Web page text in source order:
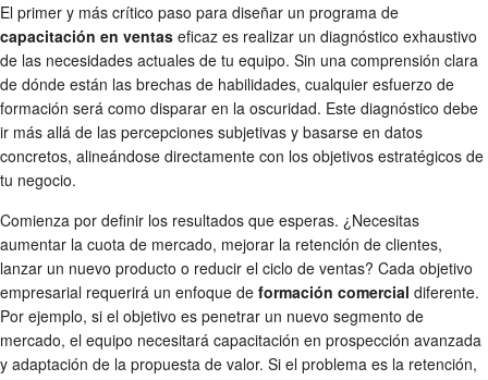
El primer y más crítico paso para diseñar un programa de
capacitación en ventas eficaz es realizar un diagnóstico exhaustivo
de las necesidades actuales de tu equipo. Sin una comprensión clara
de dónde están las brechas de habilidades, cualquier esfuerzo de
formación será como disparar en la oscuridad. Este diagnóstico debe
ir más allá de las percepciones subjetivas y basarse en datos
concretos, alineándose directamente con los objetivos estratégicos de
tu negocio.
Comienza por definir los resultados que esperas. ¿Necesitas
aumentar la cuota de mercado, mejorar la retención de clientes,
lanzar un nuevo producto o reducir el ciclo de ventas? Cada objetivo
empresarial requerirá un enfoque de formación comercial diferente.
Por ejemplo, si el objetivo es penetrar un nuevo segmento de
mercado, el equipo necesitará capacitación en prospección avanzada
y adaptación de la propuesta de valor. Si el problema es la retención,